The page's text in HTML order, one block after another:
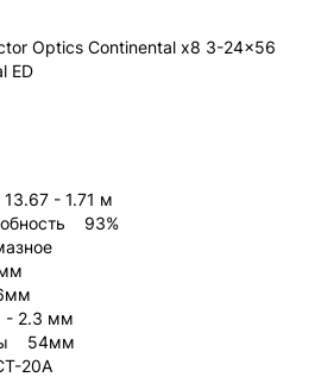
Optics Continental x8 3-24x56
ED
- 1.71 м
93%
- 2.3 мм
54мм
20A